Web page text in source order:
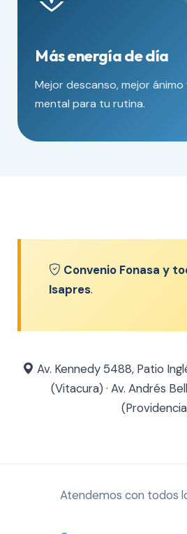
Más energía de día
Mejor descanso, mejor
mental para tu rutina.
Convenio Fonasa y
Isapres.
Av. Kennedy 5488, Patio
(Vitacura) · Av. Andrés
Atendemos con todos